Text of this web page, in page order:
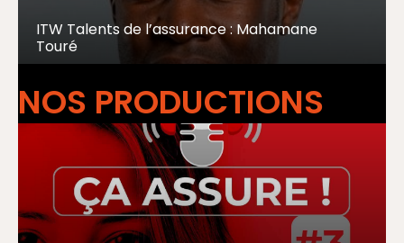
ITW Talents de l’assurance : Mahamane
Touré
NOS PRODUCTIONS